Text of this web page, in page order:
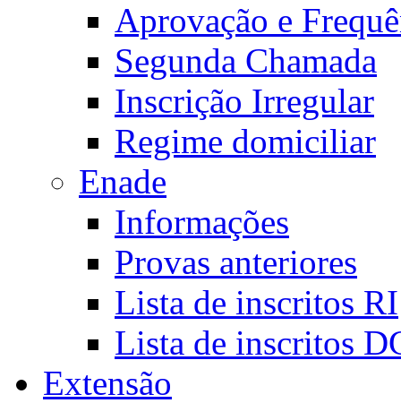
Aprovação e
Segunda Chamada
Inscrição Irregular
Regime domiciliar
Enade
Informações
Provas anteriores
Lista de inscritos RI
Lista de inscritos
Extensão